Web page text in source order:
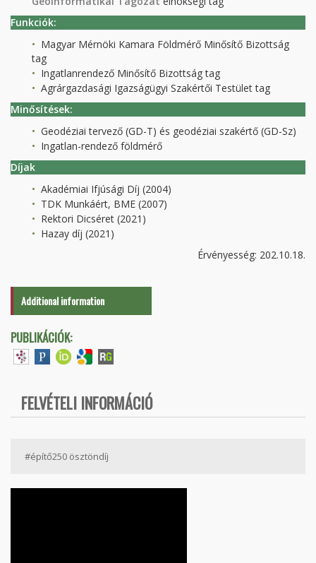
Funkciók:
Magyar Mérnöki Kamara Földmérő Minősítő Bizottság
tag
Ingatlanrendező Minősítő Bizottság tag
Agrárgazdasági Igazságügyi Szakértői Testület tag
Minősítések:
Geodéziai tervező (GD-T) és geodéziai szakértő (GD-Sz)
Ingatlan-rendező földmérő
Díjak
Akadémiai Ifjúsági Díj (2004)
TDK Munkáért, BME (2007)
Rektori Dicséret (2021)
Hazay díj (2021)
Érvényesség: 202.10.18.
Additional information
PUBLIKÁCIÓK:
FELVÉTELI INFORMÁCIÓ
#építő250 ösztöndíj